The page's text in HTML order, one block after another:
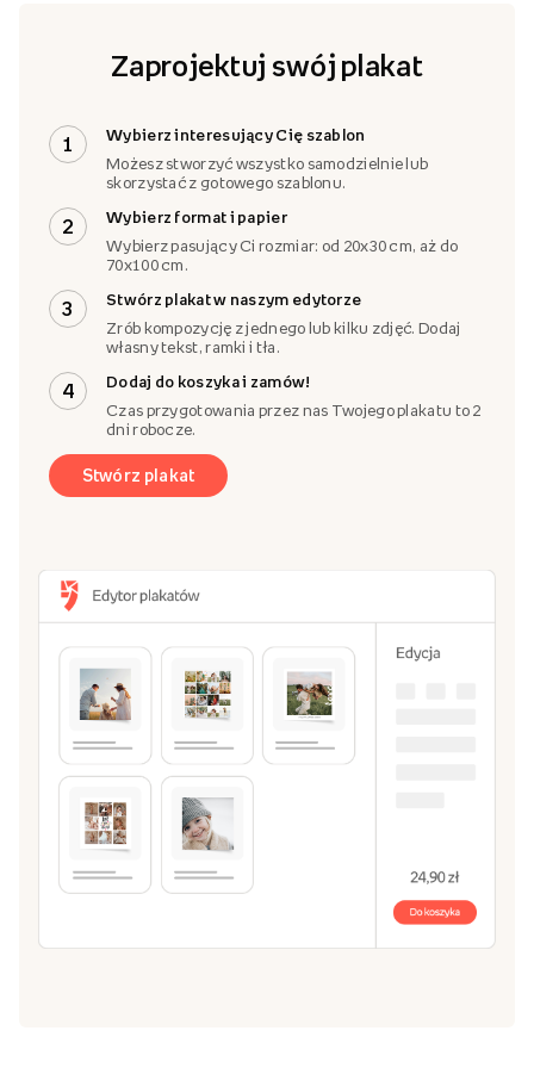
Zaprojektuj swój plakat
1
Wybierz interesujący Cię szablon
Możesz stworzyć wszystko samodzielnie lub
skorzystać z gotowego szablonu.
2
Wybierz format i papier
Wybierz pasujący Ci rozmiar: od 20x30 cm, aż do
70x100 cm.
3
Stwórz plakat w naszym edytorze
Zrób kompozycję z jednego lub kilku zdjęć. Dodaj
własny tekst, ramki i tła.
4
Dodaj do koszyka i zamów!
Czas przygotowania przez nas Twojego plakatu to 2
dni robocze.
Stwórz plakat